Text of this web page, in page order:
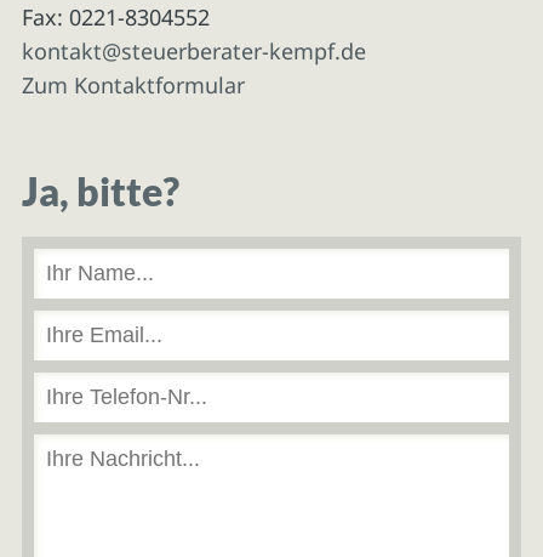
Fax: 0221-8304552
kontakt@steuerberater-kempf.de
Zum Kontaktformular
Ja, bitte?